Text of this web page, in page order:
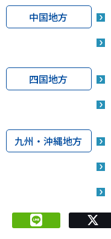
中国地方
四国地方
九州・沖縄地方